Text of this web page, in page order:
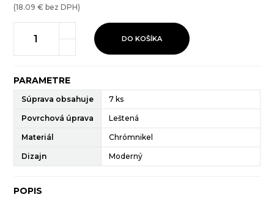
(18.09 € bez DPH)
DO KOŠÍKA
PARAMETRE
Súprava obsahuje 7 ks
Povrchová úprava Leštená
Materiál Chrómnikel
Dizajn Moderný
POPIS